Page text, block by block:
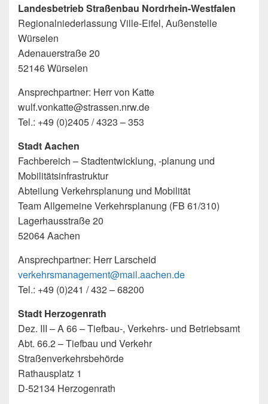
Landesbetrieb Straßenbau Nordrhein-Westfalen
Regionalniederlassung Ville-Eifel, Außenstelle
Würselen
Adenauerstraße 20
52146 Würselen
Ansprechpartner: Herr von Katte
wulf.vonkatte@strassen.nrw.de
Tel.: +49 (0)2405 / 4323 – 353
Stadt Aachen
Fachbereich – Stadtentwicklung, -planung und
Mobilitätsinfrastruktur
Abteilung Verkehrsplanung und Mobilität
Team Allgemeine Verkehrsplanung (FB 61/310)
Lagerhausstraße 20
52064 Aachen
Ansprechpartner: Herr Larscheid
verkehrsmanagement@mail.aachen.de
Tel.: +49 (0)241 / 432 – 68200
Stadt Herzogenrath
Dez. III – A 66 – Tiefbau-, Verkehrs- und Betriebsamt
Abt. 66.2 – Tiefbau und Verkehr
Straßenverkehrsbehörde
Rathausplatz 1
D-52134 Herzogenrath